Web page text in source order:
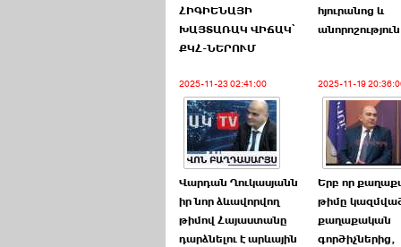
ՀԻԳԻԵՆԱՅԻ
ԽԱՅՏԱՌԱԿ ՎԻՃԱԿ՝
ՔԿՀ-ՆԵՐՈՒՄ
հյուրանոց և
անորոշություն
2025-11-23 02:41:00
Վարդան Ղուկասյանն
իր նոր ձևավորվող
թիմով Հայաստանը
դարձնելու է արևային
2025-11-19
Երբ որ
թիմը
քաղաքական
գործիչներից,